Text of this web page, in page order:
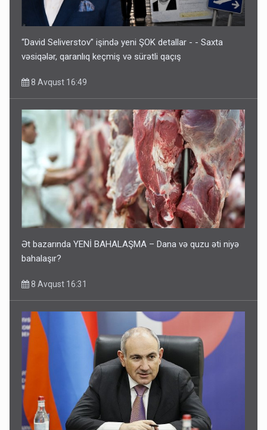
“David Seliverstov” işində yeni ŞOK detallar - - Saxta
vəsiqələr, qaranlıq keçmiş və sürətli qaçış
8 Avqust 16:49
Ət bazarında YENİ BAHALAŞMA – Dana və quzu əti niyə
bahalaşır?
8 Avqust 16:31